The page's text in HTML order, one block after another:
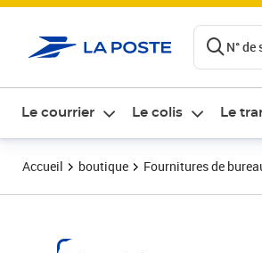
N°
Le courrier Le colis Le
Accueil boutique Fournitures de